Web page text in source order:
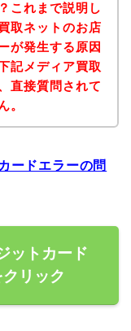
これまで説明し
取ネットのお店
が発生する原因
記メディア買取
直接質問されて
。
ードエラーの問
ットカード
リック